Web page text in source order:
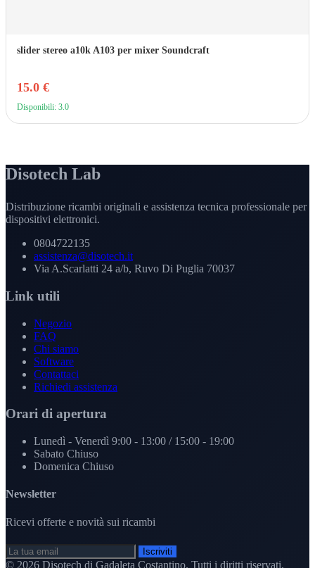
slider stereo a10k A103 per mixer Soundcraft
15.0 €
Disponibili: 3.0
Disotech Lab
Distribuzione ricambi originali e assistenza tecnica professionale per
dispositivi elettronici.
0804722135
assistenza@disotech.it
Via A.Scarlatti 24 a/b, Ruvo Di Puglia 70037
Link utili
Negozio
FAQ
Chi siamo
Software
Contattaci
Richiedi assistenza
Orari di apertura
Lunedì - Venerdì 9:00 - 13:00 / 15:00 - 19:00
Sabato Chiuso
Domenica Chiuso
Newsletter
Ricevi offerte e novità sui ricambi
Iscriviti
© 2026 Disotech di Gadaleta Costantino. Tutti i diritti riservati.